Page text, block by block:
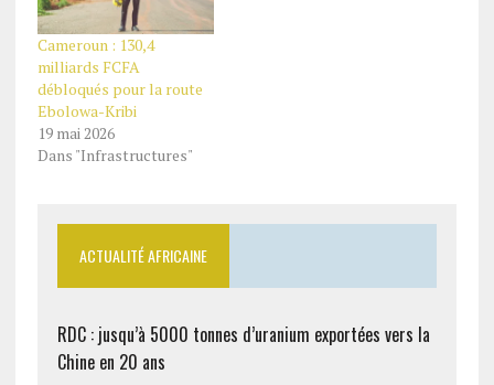
Cameroun : 130,4
milliards FCFA
débloqués pour la route
Ebolowa-Kribi
19 mai 2026
Dans "Infrastructures"
ACTUALITÉ AFRICAINE
RDC : jusqu’à 5000 tonnes d’uranium exportées vers la
Chine en 20 ans